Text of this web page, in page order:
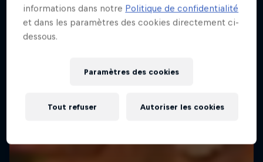
informations dans notre Politique de confidentialité
et dans les paramètres des cookies directement ci-
dessous.
Paramètres des cookies
Tout refuser Autoriser les cookies